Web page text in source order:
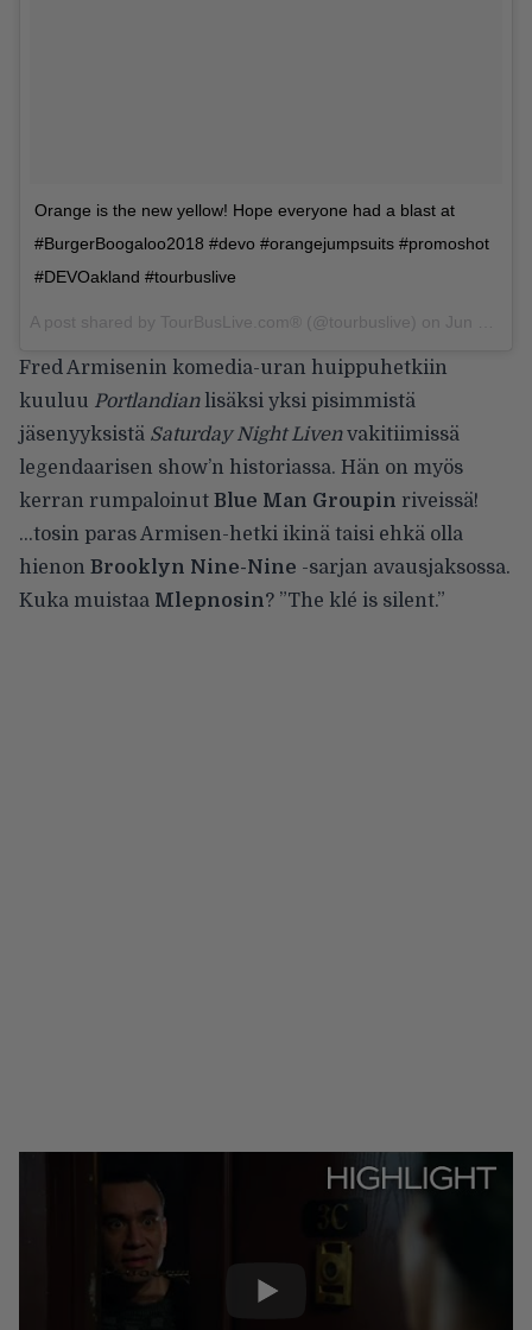
Orange is the new yellow! Hope everyone had a blast at
#BurgerBoogaloo2018 #devo #orangejumpsuits #promoshot
#DEVOakland #tourbuslive
A post shared by TourBusLive.com® (@tourbuslive) on Jun 30, 2018 at 10:06pm PDT
Fred Armisenin komedia-uran huippuhetkiin
kuuluu Portlandian lisäksi yksi pisimmistä
jäsenyyksistä Saturday Night Livenvakitiimissä
legendaarisen show’n historiassa. Hän on myös
kerran rumpaloinut Blue Man Groupin riveissä!
…tosin paras Armisen-hetki ikinä taisi ehkä olla
hienon Brooklyn Nine-Nine -sarjan avausjaksossa.
Kuka muistaa Mlepnosin? ”The klé is silent.”